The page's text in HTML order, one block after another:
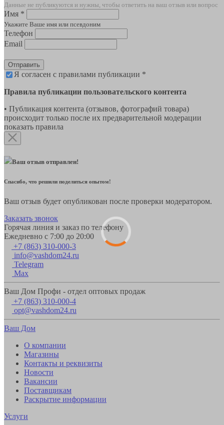
Данные не публикуются и нужны, чтобы ответить на ваш отзыв или вопрос
Имя *
Укажите Ваше имя или псевдоним
Телефон
Email
Отправить
Я согласен с правилами публикации *
Правила публикации пользовательского контента
• Публикация контента (отзывов, фотографий товара)
происходит только после их предварительной модерации
показать правила
Ваш отзыв отправлен!
Спасибо, что решили поделиться опытом!
Ваш отзыв будет опубликован после проверки модератором.
Заказать звонок
Горячая линия и заказ по телефону
Ежедневно с 7:00 до 20:00
+7 (863) 310-000-3
info@vashdom24.ru
Telegram
Max
Ваш Дом Профи - отдел оптовых продаж
+7 (863) 310-000-4
opt@vashdom24.ru
Ваш Дом
О компании
Магазины
Контакты и реквизиты
Новости
Вакансии
Поставщикам
Раскрытие информации
Услуги